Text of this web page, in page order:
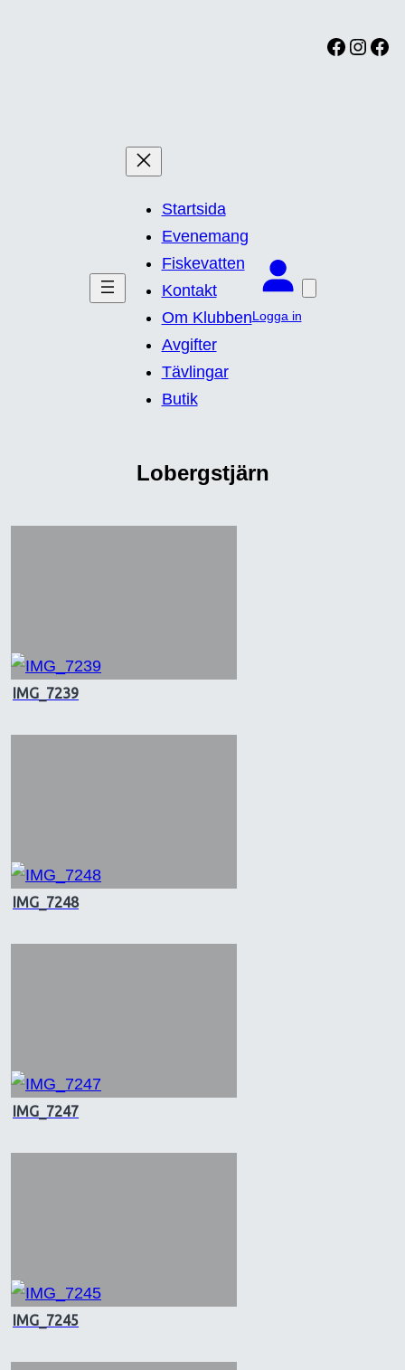
Facebook Instagram Facebook
Startsida
Evenemang
Fiskevatten
Kontakt
Om Klubben
Avgifter
Tävlingar
Butik
Logga in
Lobergstjärn
IMG_7239
IMG_7248
IMG_7247
IMG_7245